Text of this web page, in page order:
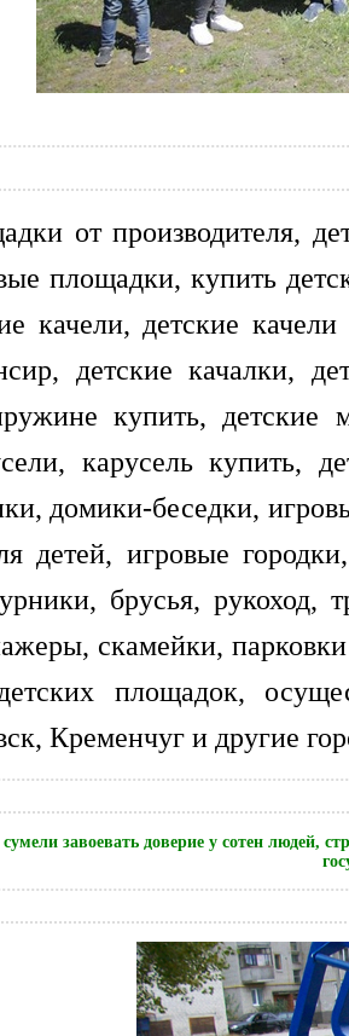
от производителя,
площадки, купить
качели, детские
детские качалки,
купить, детские
карусель купить,
домики-беседки,
детей, игровые
брусья,
скамейки,
площадок,
Кременчуг и другие
завоевать доверие у сотен людей,